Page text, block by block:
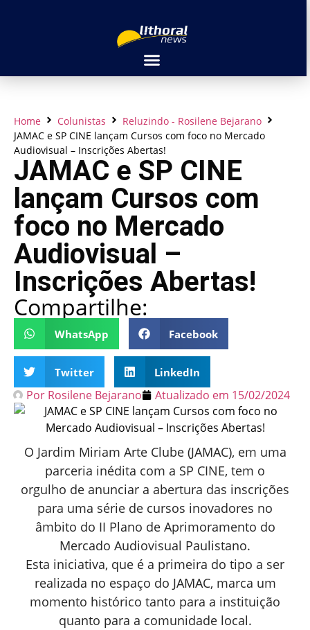
Home Colunistas
Reluzindo - Rosilene Bejarano
JAMAC e SP CINE lançam Cursos com foco no Mercado
Audiovisual – Inscrições Abertas!
JAMAC e SP CINE
lançam Cursos com
foco no Mercado
Audiovisual –
Inscrições Abertas!
Compartilhe:
WhatsApp Facebook
Twitter LinkedIn
Por Rosilene Bejarano Atualizado em 15/02/2024
O Jardim Miriam Arte Clube (JAMAC), em uma
parceria inédita com a SP CINE, tem o
orgulho de anunciar a abertura das inscrições
para uma série de cursos inovadores no
âmbito do II Plano de Aprimoramento do
Mercado Audiovisual Paulistano.
Esta iniciativa, que é a primeira do tipo a ser
realizada no espaço do JAMAC, marca um
momento histórico tanto para a instituição
quanto para a comunidade local.